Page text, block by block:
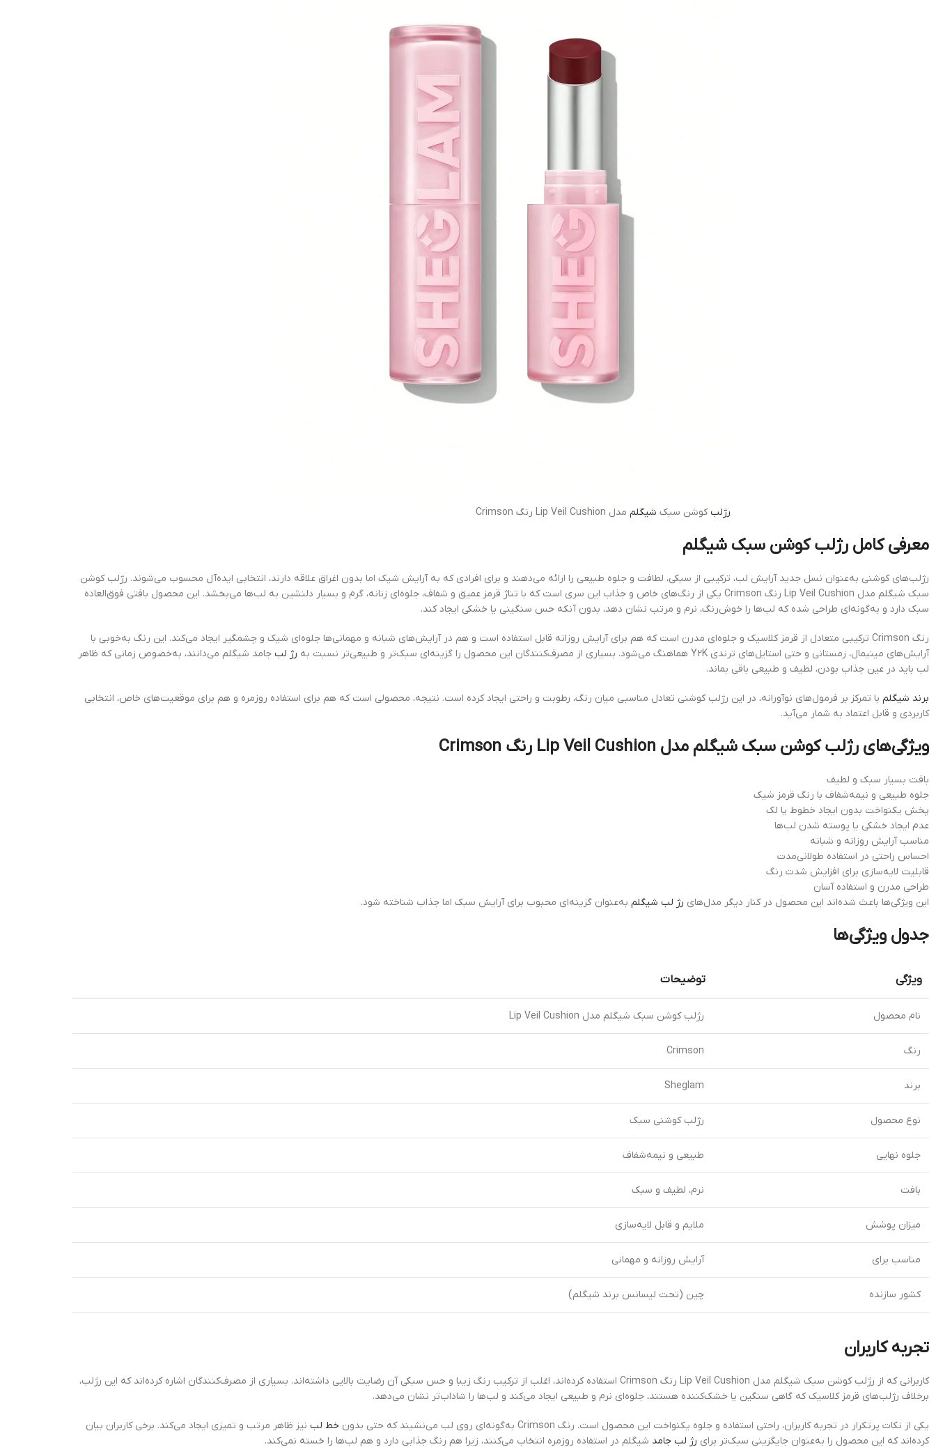
رژلبکوشن سبک شیگلم مدل Lip Veil Cushion رنگ Crimson
معرفی کامل رژلب کوشن سبک شیگلم
رژلب‌های کوشنی به‌عنوان نسل جدید آرایش لب، ترکیبی از سبکی، لطافت و جلوه طبیعی را ارائه می‌دهند و برای افرادی که به آرایش شیک اما بدون اغراق علاقه دارند، انتخابی ایده‌آل محسوب می‌شوند. رژلب کوشن
سبک شیگلم مدل Lip Veil Cushion رنگ Crimson یکی از رنگ‌های خاص و جذاب این سری است که با تناژ قرمز عمیق و شفاف، جلوه‌ای زنانه، گرم و بسیار دلنشین به لب‌ها می‌بخشد. این محصول بافتی فوق‌العاده
سبک دارد و به‌گونه‌ای طراحی شده که لب‌ها را خوش‌رنگ، نرم و مرتب نشان دهد، بدون آنکه حس سنگینی یا خشکی ایجاد کند.
رنگ Crimson ترکیبی متعادل از قرمز کلاسیک و جلوه‌ای مدرن است که هم برای آرایش روزانه قابل استفاده است و هم در آرایش‌های شبانه و مهمانی‌ها جلوه‌ای شیک و چشمگیر ایجاد می‌کند. این رنگ به‌خوبی با
آرایش‌های مینیمال، زمستانی و حتی استایل‌های ترندی Y2K هماهنگ می‌شود. بسیاری از مصرف‌کنندگان این محصول را گزینه‌ای سبک‌تر و طبیعی‌تر نسبت به
رژ لب جامد شیگلم می‌دانند، به‌خصوص زمانی که ظاهر
لب باید در عین جذاب بودن، لطیف و طبیعی باقی بماند.
برند شیگلم با تمرکز بر فرمول‌های نوآورانه، در این رژلب کوشنی تعادل مناسبی میان رنگ، رطوبت و راحتی ایجاد کرده است. نتیجه، محصولی است که هم برای استفاده روزمره و هم برای موقعیت‌های خاص، انتخابی
کاربردی و قابل اعتماد به شمار می‌آید.
ویژگی‌های رژلب کوشن سبک شیگلم مدل Lip Veil Cushion رنگ Crimson
بافت بسیار سبک و لطیف
جلوه طبیعی و نیمه‌شفاف با رنگ قرمز شیک
پخش یکنواخت بدون ایجاد خطوط یا لک
عدم ایجاد خشکی یا پوسته شدن لب‌ها
مناسب آرایش روزانه و شبانه
احساس راحتی در استفاده طولانی‌مدت
قابلیت لایه‌سازی برای افزایش شدت رنگ
طراحی مدرن و استفاده آسان
این ویژگی‌ها باعث شده‌اند این محصول در کنار دیگر مدل‌های رژ لب شیگلم به‌عنوان گزینه‌ای محبوب برای آرایش سبک اما جذاب شناخته شود.
جدول ویژگی‌ها
ویژگی توضیحات
نام محصول رژلب کوشن سبک شیگلم مدل Lip Veil Cushion
رنگ Crimson
برند Sheglam
نوع محصول رژلب کوشنی سبک
جلوه نهایی طبیعی و نیمه‌شفاف
بافت نرم، لطیف و سبک
میزان پوشش ملایم و قابل لایه‌سازی
مناسب برای آرایش روزانه و مهمانی
کشور سازنده چین (تحت لیسانس برند شیگلم)
تجربه کاربران
کاربرانی که از رژلب کوشن سبک شیگلم مدل Lip Veil Cushion رنگ Crimson استفاده کرده‌اند، اغلب از ترکیب رنگ زیبا و حس سبکی آن رضایت بالایی داشته‌اند. بسیاری از مصرف‌کنندگان اشاره کرده‌اند که این رژلب،
برخلاف رژلب‌های قرمز کلاسیک که گاهی سنگین یا خشک‌کننده هستند، جلوه‌ای نرم و طبیعی ایجاد می‌کند و لب‌ها را شاداب‌تر نشان می‌دهد.
یکی از نکات پرتکرار در تجربه کاربران، راحتی استفاده و جلوه یکنواخت این محصول است. رنگ Crimson به‌گونه‌ای روی لب می‌نشیند که حتی بدون خط لب نیز ظاهر مرتب و تمیزی ایجاد می‌کند. برخی کاربران بیان
کرده‌اند که این محصول را به‌عنوان جایگزینی سبک‌تر برای رژ لب جامد شیگلم در استفاده روزمره انتخاب می‌کنند، زیرا هم رنگ جذابی دارد و هم لب‌ها را خسته نمی‌کند.